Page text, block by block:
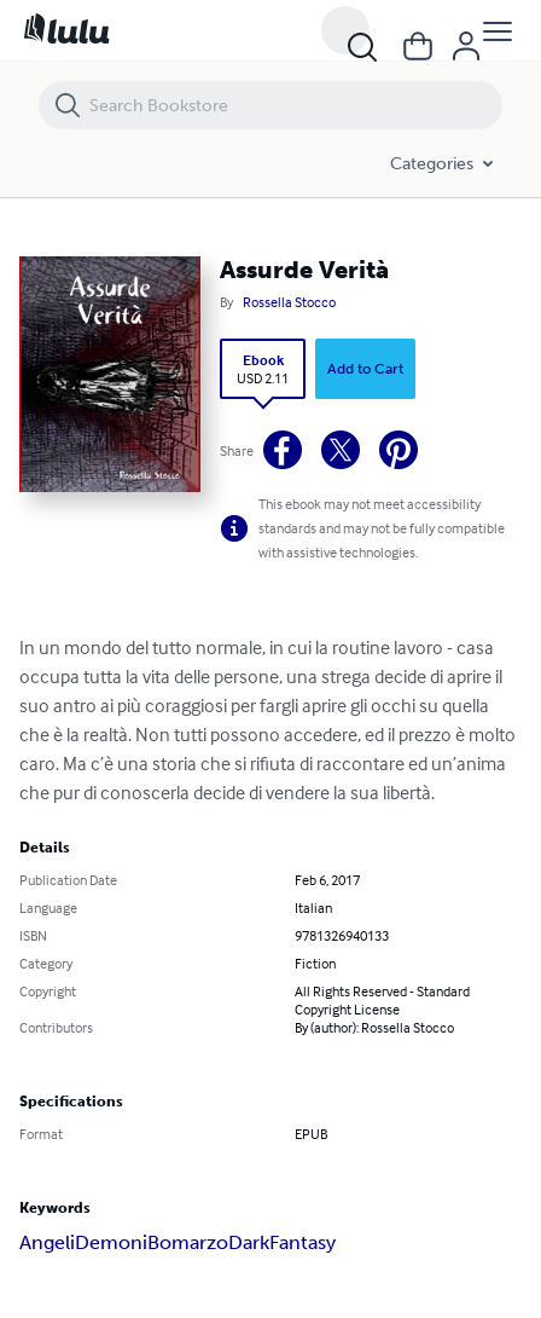
Categories
Assurde Verità
By Rossella Stocco
Ebook
USD 2.11
Add to Cart
Share
This ebook may not meet accessibility
standards and may not be fully compatible
with assistive technologies.
In un mondo del tutto normale, in cui la routine lavoro - casa
occupa tutta la vita delle persone, una strega decide di aprire il
suo antro ai più coraggiosi per fargli aprire gli occhi su quella
che è la realtà. Non tutti possono accedere, ed il prezzo è molto
caro. Ma c’è una storia che si rifiuta di raccontare ed un’anima
che pur di conoscerla decide di vendere la sua libertà.
Details
Publication Date
Feb 6, 2017
Language
Italian
ISBN
9781326940133
Category
Fiction
Copyright
All Rights Reserved - Standard
Copyright License
Contributors
By (author): Rossella Stocco
Specifications
Format EPUB
Keywords
AngeliDemoniBomarzoDarkFantasy
Assurde Verità